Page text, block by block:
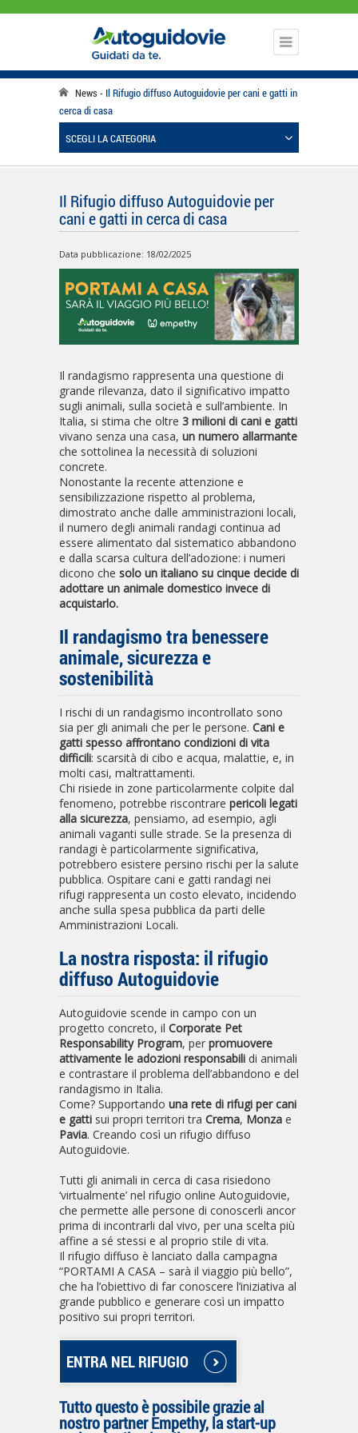
News
Il Rifugio diffuso Autoguidovie per cani e gatti in
cerca di casa
SCEGLI LA CATEGORIA
Il Rifugio diffuso Autoguidovie per
cani e gatti in cerca di casa
Data pubblicazione: 18/02/2025
Il randagismo rappresenta una questione di
grande rilevanza, dato il significativo impatto
sugli animali, sulla società e sull’ambiente. In
Italia, si stima che oltre 3 milioni di cani e gatti
vivano senza una casa, un numero allarmante
che sottolinea la necessità di soluzioni
concrete.
Nonostante la recente attenzione e
sensibilizzazione rispetto al problema,
dimostrato anche dalle amministrazioni locali,
il numero degli animali randagi continua ad
essere alimentato dal sistematico abbandono
e dalla scarsa cultura dell’adozione: i numeri
dicono che solo un italiano su cinque decide di
adottare un animale domestico invece di
acquistarlo.
Il randagismo tra benessere
animale, sicurezza e
sostenibilità
I rischi di un randagismo incontrollato sono
sia per gli animali che per le persone. Cani e
gatti spesso affrontano condizioni di vita
difficili: scarsità di cibo e acqua, malattie, e, in
molti casi, maltrattamenti.
Chi risiede in zone particolarmente colpite dal
fenomeno, potrebbe riscontrare pericoli legati
alla sicurezza, pensiamo, ad esempio, agli
animali vaganti sulle strade. Se la presenza di
randagi è particolarmente significativa,
potrebbero esistere persino rischi per la salute
pubblica. Ospitare cani e gatti randagi nei
rifugi rappresenta un costo elevato, incidendo
anche sulla spesa pubblica da parti delle
Amministrazioni Locali.
La nostra risposta: il rifugio
diffuso Autoguidovie
Autoguidovie scende in campo con un
progetto concreto, il Corporate Pet
Responsability Program, per promuovere
attivamente le adozioni responsabili di animali
e contrastare il problema dell’abbandono e del
randagismo in Italia.
Come? Supportando una rete di rifugi per cani
e gatti sui propri territori tra Crema, Monza e
Pavia. Creando così un rifugio diffuso
Autoguidovie.
Tutti gli animali in cerca di casa risiedono
‘virtualmente’ nel rifugio online Autoguidovie,
che permette alle persone di conoscerli ancor
prima di incontrarli dal vivo, per una scelta più
affine a sé stessi e al proprio stile di vita.
Il rifugio diffuso è lanciato dalla campagna
“PORTAMI A CASA – sarà il viaggio più bello”,
che ha l’obiettivo di far conoscere l’iniziativa al
grande pubblico e generare così un impatto
positivo sui propri territori.
ENTRA NEL RIFUGIO
Tutto questo è possibile grazie al
nostro partner Empethy, la start-up